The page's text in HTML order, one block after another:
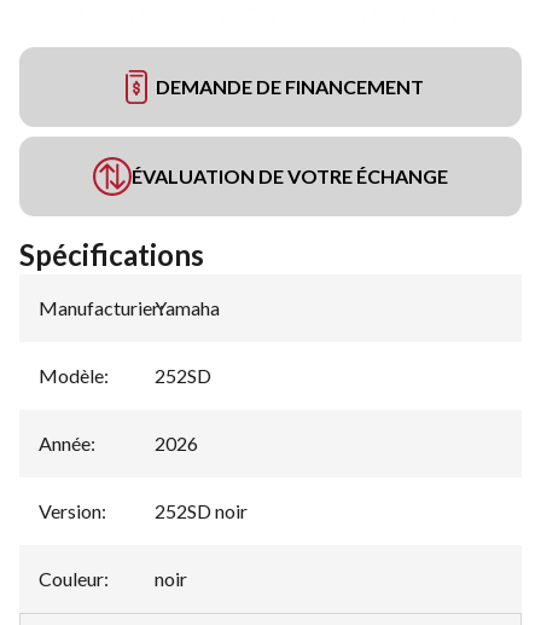
DEMANDE DE FINANCEMENT
ÉVALUATION DE VOTRE ÉCHANGE
Spécifications
Manufacturier:
Yamaha
Modèle: 252SD
Année: 2026
Version: 252SD noir
Couleur: noir